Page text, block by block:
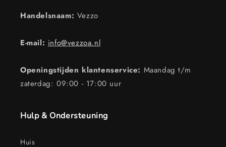
Handelsnaam: Vezzo
E-mail: info@vezzoa.nl
Openingstijden klantenservice: Maandag t/m
zaterdag: 09:00 - 17:00 uur
Hulp & Ondersteuning
Huis